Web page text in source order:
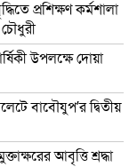
প্রশিক্ষণ কর্মশালা
উপলক্ষে দোয়া
বাবৌযুপ’র দ্বিতীয়
আবৃত্তি শ্রদ্ধা